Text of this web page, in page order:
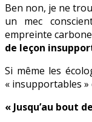
Ben non, je ne
un mec
empreinte
de leçon
Si même les
« insupportables
« Jusqu’au bout